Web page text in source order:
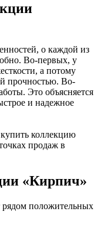
о каждой из
Во-первых, у
а потому
прочностью. Во-
Это объясняется
и надежное
купить коллекцию
продаж в
«Кирпич»
положительных